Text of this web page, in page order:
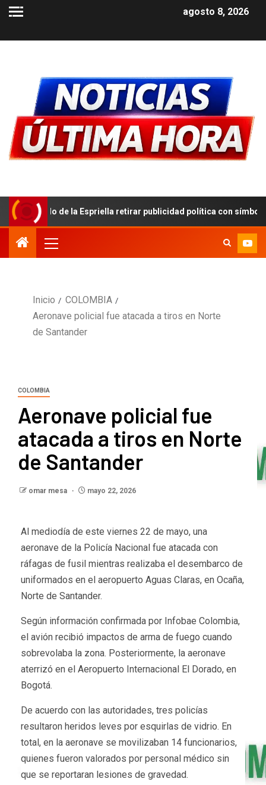
agosto 8, 2026
retirar publicidad política con símbolos patrios
Inicio
COLOMBIA
Aeronave policial fue atacada a tiros en Norte
de Santander
COLOMBIA
Aeronave policial fue
atacada a tiros en Norte
de Santander
omar mesa mayo 22, 2026
Al mediodía de este viernes 22 de mayo, una
aeronave de la Policía Nacional fue atacada con
ráfagas de fusil mientras realizaba el desembarco de
uniformados en el aeropuerto Aguas Claras, en Ocaña,
Norte de Santander.
Según información confirmada por Infobae Colombia,
el avión recibió impactos de arma de fuego cuando
sobrevolaba la zona. Posteriormente, la aeronave
aterrizó en el Aeropuerto Internacional El Dorado, en
Bogotá.
De acuerdo con las autoridades, tres policías
resultaron heridos leves por esquirlas de vidrio. En
total, en la aeronave se movilizaban 14 funcionarios,
quienes fueron valorados por personal médico sin
que se reportaran lesiones de gravedad.